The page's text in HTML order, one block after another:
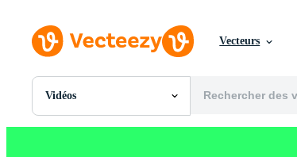
Vecteurs
Vidéos
Toutes Images